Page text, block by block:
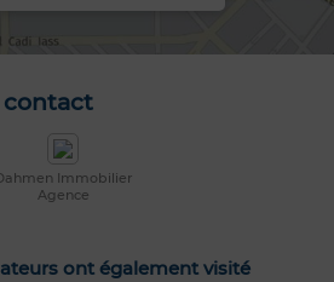
Immobilier
Agence
ont également visité